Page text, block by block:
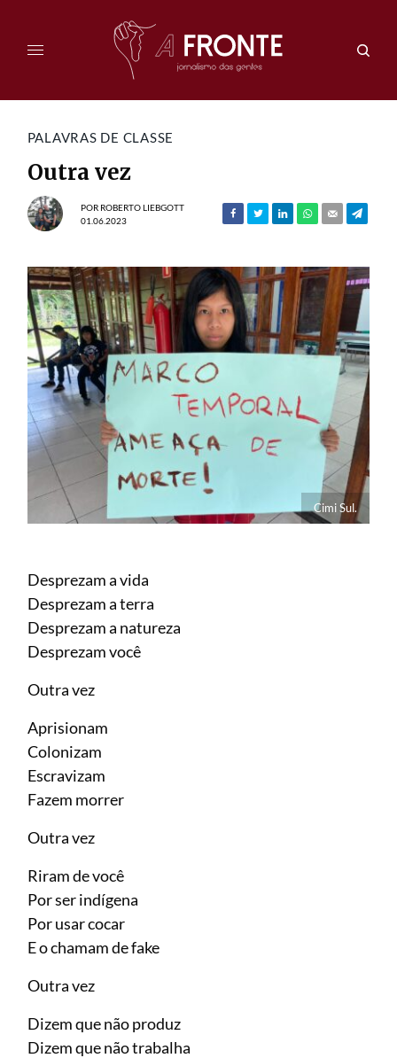
PALAVRAS DE CLASSE
Outra vez
POR ROBERTO LIEBGOTT
01.06.2023
Cimi Sul.
Desprezam a vida
Desprezam a terra
Desprezam a natureza
Desprezam você
Outra vez
Aprisionam
Colonizam
Escravizam
Fazem morrer
Outra vez
Riram de você
Por ser indígena
Por usar cocar
E o chamam de fake
Outra vez
Dizem que não produz
Dizem que não trabalha